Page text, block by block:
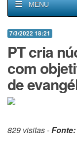
MENU
7/3/2022 18:21
PT cria
com
de
829 visitas -Fonte: